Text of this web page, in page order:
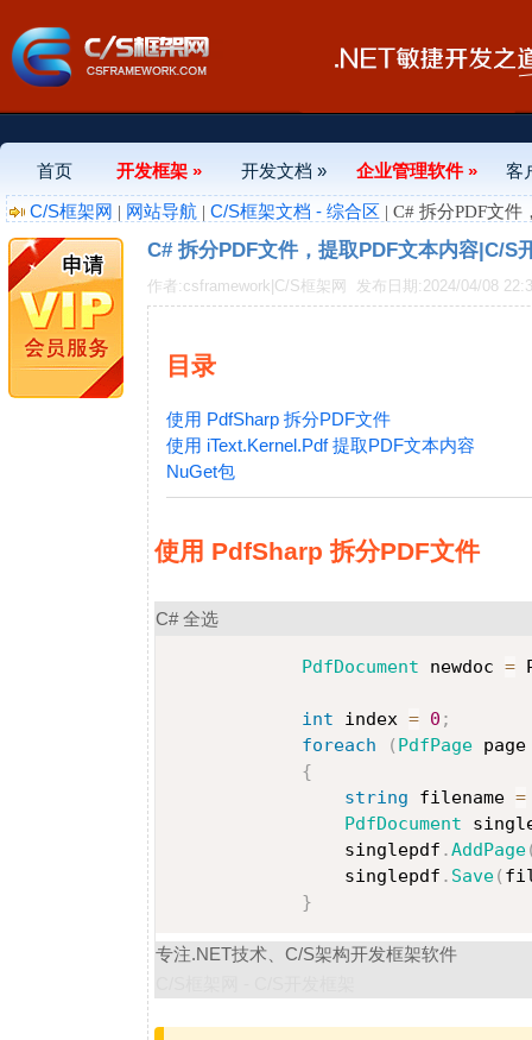
首页 开发框架 » 开发文档 » 企业管理软件 »
客
C/S框架网 | 网站导航 | C/S框架文档 - 综合区 | C# 拆分PDF文件
C# 拆分PDF文件，提取PDF文本内容|C/S
作者:csframework|C/S框架网 发布日期:2024/04/08
目录
使用 PdfSharp 拆分PDF文件
使用 iText.Kernel.Pdf 提取PDF文本内容
NuGet包
使用 PdfSharp 拆分PDF文件
C# 全选
PdfDocument newdoc =
int index = 0 ;
foreach
( PdfPage
{
string filename =
PdfDocument
                singlepdf
.AddPage
                singlepdf
. Save(
}
专注.NET技术、C/S架构开发框架软件